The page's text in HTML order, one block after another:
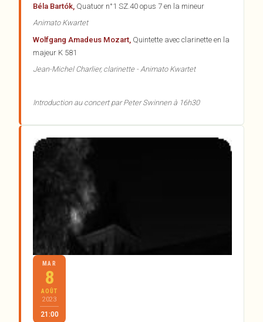
Béla Bartók, Quatuor n°1 SZ.40 opus 7 en la mineur
Animato Kwartet
Wolfgang Amadeus Mozart, Quintette avec clarinette en la
majeur K 581
Jean-Michel Charlier, clarinette - Animato Kwartet
Introduction au concert par Peter Swinnen à 16h30
MAR
8
AOÛT
2023
21:00